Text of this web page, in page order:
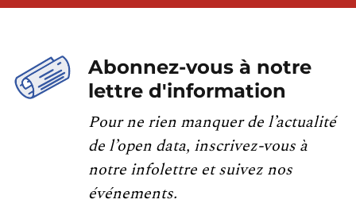
Abonnez-vous à notre
lettre d'information
Pour ne rien manquer de l’actualité
de l’open data, inscrivez-vous à
notre infolettre et suivez nos
événements.